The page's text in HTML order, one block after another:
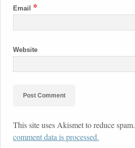
Email *
Website
This site uses Akismet to reduce spam.
comment data is processed.